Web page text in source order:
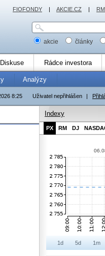
akcie články
Diskuse Rádce investora
Analýzy
Uživatel nepřihlášen |
8:25
Indexy
PX RM DJ
1d 5d 1m
FIOFONDY | AKCIE.CZ |